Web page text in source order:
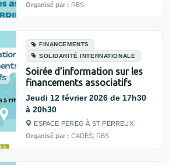
Organisé par : RBS
FINANCEMENTS
SOLIDARITÉ INTERNATIONALE
Soirée d’information sur les
financements associatifs
Jeudi 12 février 2026 de 17h30
à 20h30
ESPACE PEREG À ST PERREUX
Organisé par : CADES; RBS